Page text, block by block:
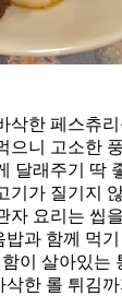
삭한 페스츄
으니 고소한
달래주기 딱
기가 질기지
자 요리는 씹
과 함께 먹
이 살아있는
한 롤 튀김까